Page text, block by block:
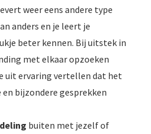
weer eens andere type
anders en je leert je
beter kennen. Bij uitstek in
met elkaar opzoeken
uit ervaring vertellen dat het
en bijzondere gesprekken
buiten met jezelf of